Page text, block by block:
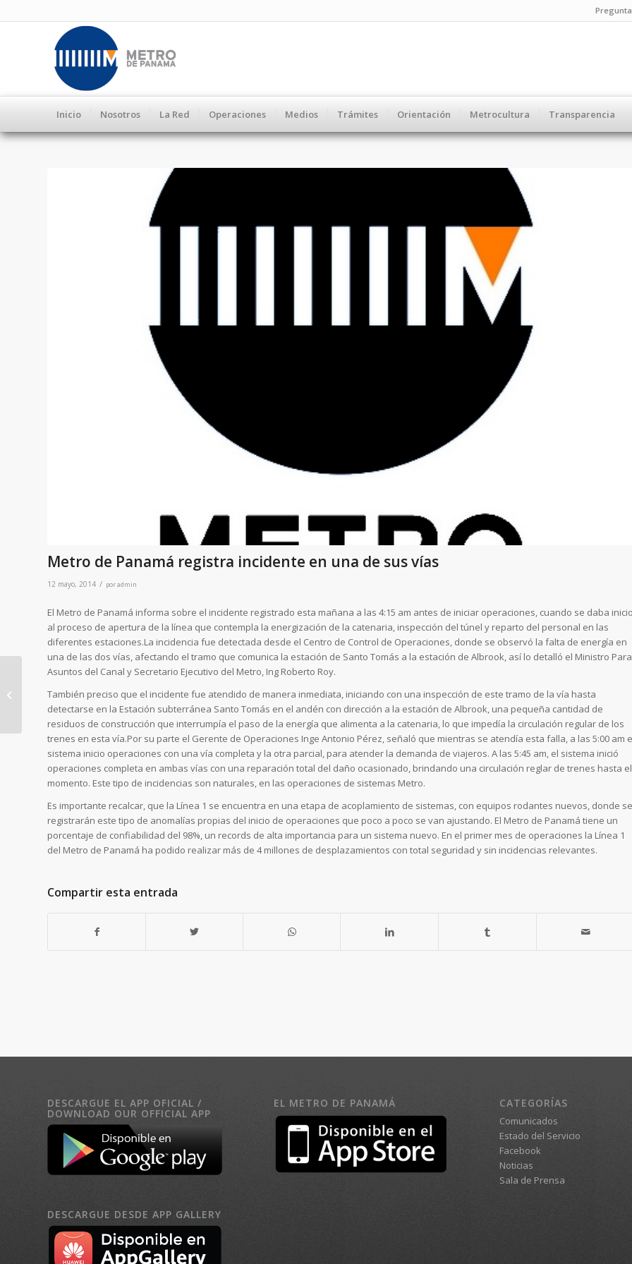
Inicio Nosotros La Red Operaciones Medios Trámites Orientación Metrocultura Transparencia
Metro de Panamá registra incidente en una de sus vías
12 mayo, 2014 / poradmin
El Metro de Panamá informa sobre el incidente registrado esta mañana a las 4:15 am antes de iniciar operaciones, cuando se daba
al proceso de apertura de la línea que contempla la energización de la catenaria, inspección del túnel y reparto del personal en las
diferentes estaciones.La incidencia fue detectada desde el Centro de Control de Operaciones, donde se observó la falta de energía en
una de las dos vías, afectando el tramo que comunica la estación de Santo Tomás a la estación de Albrook, así lo detalló el Ministro Para
Asuntos del Canal y Secretario Ejecutivo del Metro, Ing Roberto Roy.
También preciso que el incidente fue atendido de manera inmediata, iniciando con una inspección de este tramo de la vía hasta
detectarse en la Estación subterránea Santo Tomás en el andén con dirección a la estación de Albrook, una pequeña cantidad de
residuos de construcción que interrumpía el paso de la energía que alimenta a la catenaria, lo que impedía la circulación regular de los
trenes en esta vía.Por su parte el Gerente de Operaciones Inge Antonio Pérez, señaló que mientras se atendía esta falla, a las 5:00 am
sistema inicio operaciones con una vía completa y la otra parcial, para atender la demanda de viajeros. A las 5:45 am, el sistema inició
operaciones completa en ambas vías con una reparación total del daño ocasionado, brindando una circulación reglar de trenes hasta el
momento. Este tipo de incidencias son naturales, en las operaciones de sistemas Metro.
Es importante recalcar, que la Línea 1 se encuentra en una etapa de acoplamiento de sistemas, con equipos rodantes nuevos, donde se
registrarán este tipo de anomalías propias del inicio de operaciones que poco a poco se van ajustando. El Metro de Panamá tiene un
porcentaje de confiabilidad del 98%, un records de alta importancia para un sistema nuevo. En el primer mes de operaciones la Línea 1
del Metro de Panamá ha podido realizar más de 4 millones de desplazamientos con total seguridad y sin incidencias relevantes.
Compartir esta entrada
DESCARGUE EL APP OFICIAL /
DOWNLOAD OUR OFFICIAL APP
DESCARGUE DESDE APP GALLERY
EL METRO DE PANAMÁ CATEGORÍAS
Comunicados
Estado del Servicio
Facebook
Noticias
Sala de Prensa
Habilitan carril para
Metrobuses en Ojo de